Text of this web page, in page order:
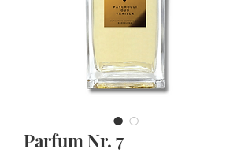
Parfum Nr. 7